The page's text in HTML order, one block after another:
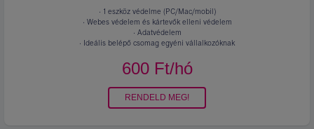
· 1 eszköz védelme (PC/Mac/mobil)
· Webes védelem és kártevők elleni védelem
· Adatvédelem
· Ideális belépő csomag egyéni vállalkozóknak
600Ft/hó
RENDELD MEG!